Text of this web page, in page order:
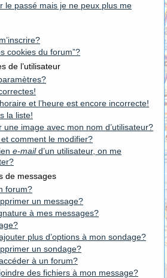
le passé mais je ne peux plus me
cookies du forum”?
de l’utilisateur
et l’heure est encore incorrecte!
la liste!
image avec mon nom d’utilisateur?
comment le modifier?
e-maild’un utilisateur, on me
de messages
forum?
un message?
à mes messages?
plus d’options à mon sondage?
un sondage?
à un forum?
des fichiers à mon message?